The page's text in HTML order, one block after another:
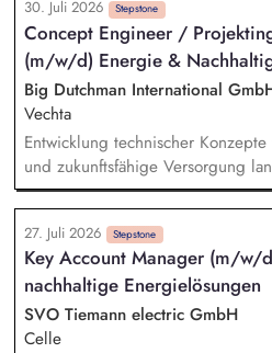
Wachstumsstrategien sowie
Geschäftsfelder. Kontinuierliche
Wettbewerbsentwicklungen sowie
Maßnahmen auch im Sinne des
Umsetzung von
Erstellung von Angeboten und
30. Juli 2026 Stepstone
Concept Engineer /
(m/w/d) Energie &
Big Dutchman International
Vechta
Entwicklung technischer
und zukunftsfähige Versorgung
– von der Idee bis zur
Steuerung von Sonderprojekten
Stallanlagen, Kühlkonzepte,
Erstellung von
CO_2-Fußabdrucks für Produkte
Entwicklung regionaler
Middle East Africa.
27. Juli 2026 Stepstone
Key Account Manager (m/w/
nachhaltige Energielösungen
SVO Tiemann electric GmbH
Celle